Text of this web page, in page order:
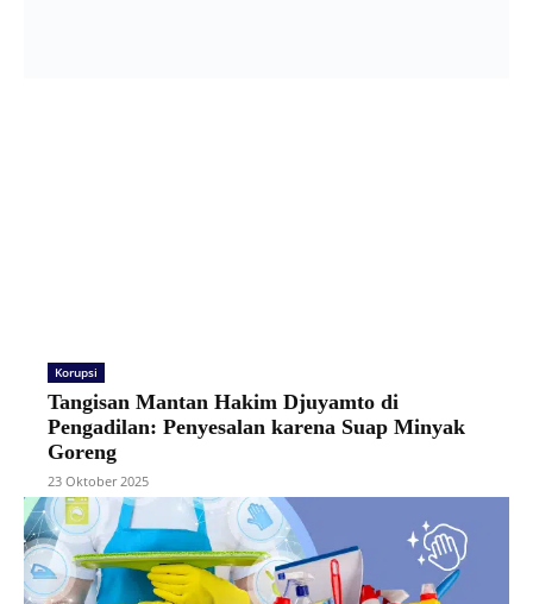
Korupsi
Tangisan Mantan Hakim Djuyamto di
Pengadilan: Penyesalan karena Suap Minyak
Goreng
23 Oktober 2025